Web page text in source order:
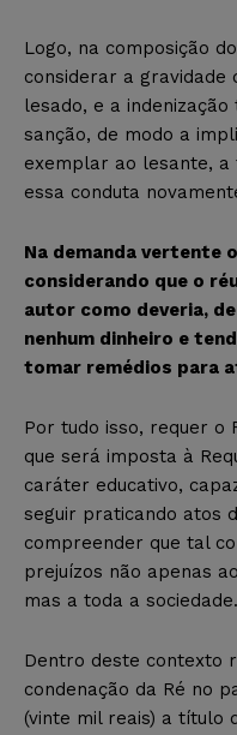
Logo, na composição
considerar a gravidade
lesado, e a
sanção, de modo a
exemplar ao lesante,
essa conduta
Na demanda vertente
considerando que o
autor como deveria,
nenhum dinheiro e
tomar remédios para
Por tudo isso, requer o
que será imposta à
caráter educativo,
seguir praticando atos
compreender que tal
prejuízos não apenas
mas a toda a sociedade.
Dentro deste contexto
condenação da Ré no
(vinte mil reais) a título